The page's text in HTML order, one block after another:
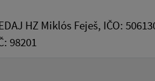
HZ Miklós Feješ, IČO:
98201